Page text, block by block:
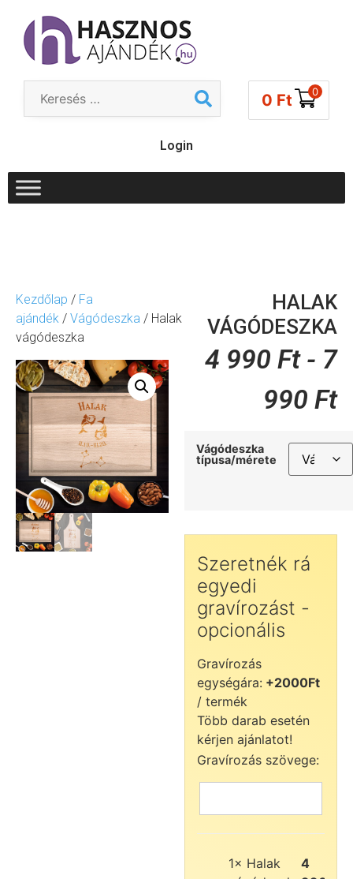
0 Ft 0
Login
Kezdőlap / Fa
ajándék / Vágódeszka / Halak
vágódeszka
HALAK
VÁGÓDESZKA
4 990 Ft- 7
990 Ft
Vágódeszka
típusa/mérete
Szeretnék rá
egyedi
gravírozást -
opcionális
Gravírozás
egységára: +2000Ft
/ termék
Több darab esetén
kérjen ajánlatot!
Gravírozás szövege:
1× Halak
4